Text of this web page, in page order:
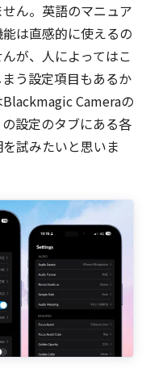
ん。英語のマニュア
は直感的に使えるの
が、人によってはこ
う設定項目もあるか
Cameraの
設定のタブにある各
試みたいと思いま